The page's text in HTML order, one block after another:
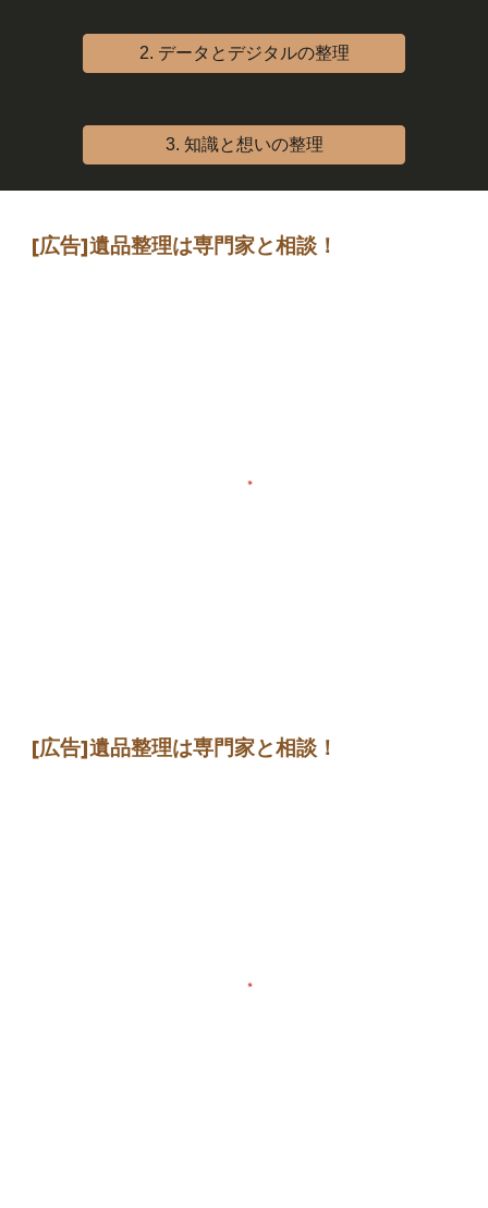
2. データとデジタルの整理
3. 知識と想いの整理
[広告]遺品整理は専門家と相談 ！
[広告]遺品整理は専門家と相談 ！